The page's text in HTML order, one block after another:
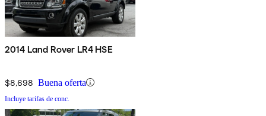
2014 Land Rover LR4 HSE
$8,698 Buena oferta
Incluye tarifas de conc.